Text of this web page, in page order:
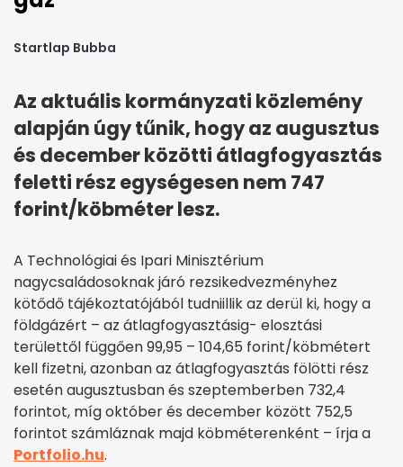
Startlap Bubba
Az aktuális kormányzati közlemény
alapján úgy tűnik, hogy az augusztus
és december közötti átlagfogyasztás
feletti rész egységesen nem 747
forint/köbméter lesz.
A Technológiai és Ipari Minisztérium
nagycsaládosoknak járó rezsikedvezményhez
kötődő tájékoztatójából tudniillik az derül ki, hogy a
földgázért – az átlagfogyasztásig- elosztási
területtől függően 99,95 – 104,65 forint/köbmétert
kell fizetni, azonban az átlagfogyasztás fölötti rész
esetén augusztusban és szeptemberben 732,4
forintot, míg október és december között 752,5
forintot számláznak majd köbméterenként – írja a
Portfolio.hu.